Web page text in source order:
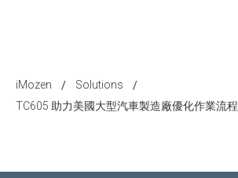
iMozen / Solutions
/
TC605 助力美國大型汽車製造廠優化作業流程